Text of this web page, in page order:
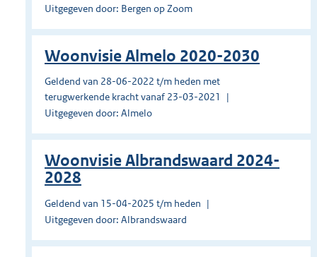
Uitgegeven door: Bergen op Zoom
Woonvisie Almelo 2020-2030
Geldend van 28-06-2022 t/m heden met
terugwerkende kracht vanaf 23-03-2021
Uitgegeven door: Almelo
Woonvisie Albrandswaard 2024-
2028
Geldend van 15-04-2025 t/m heden
Uitgegeven door: Albrandswaard